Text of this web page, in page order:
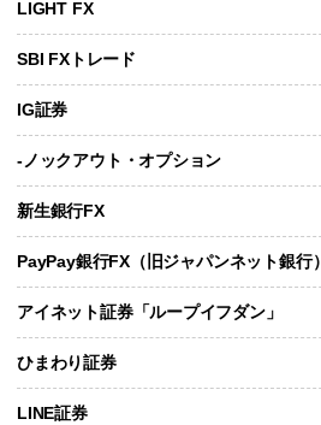
LIGHT FX
SBI FXトレード
IG証券
-ノックアウト・オプション
新生銀行FX
PayPay銀行FX（旧ジャパンネット銀行）
アイネット証券「ループイフダン」
ひまわり証券
LINE証券